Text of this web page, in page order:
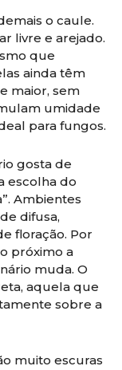
o caule.
livre e arejado.
que
ainda têm
maior, sem
umidade
para fungos.
gosta de
escolha do
Ambientes
difusa,
floração. Por
próximo a
muda. O
aquela que
sobre a
muito escuras